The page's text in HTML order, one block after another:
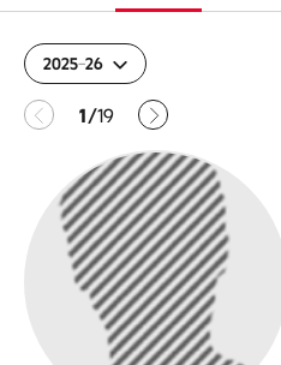
2025-26
Anterior
1/19 Siguiente